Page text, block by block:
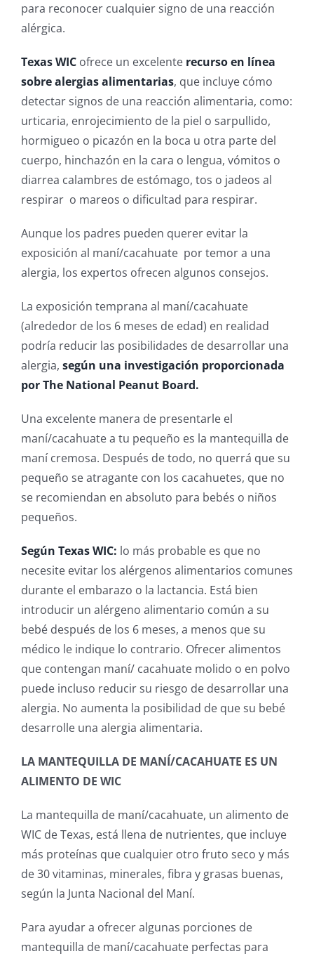
para reconocer cualquier signo de una reacción
alérgica.
Texas WIC ofrece un excelente recurso en línea
sobre alergias alimentarias, que incluye cómo
detectar signos de una reacción alimentaria, como:
urticaria, enrojecimiento de la piel o sarpullido,
hormigueo o picazón en la boca u otra parte del
cuerpo, hinchazón en la cara o lengua, vómitos o
diarrea calambres de estómago, tos o jadeos al
respirar o mareos o dificultad para respirar.
Aunque los padres pueden querer evitar la
exposición al maní/cacahuate por temor a una
alergia, los expertos ofrecen algunos consejos.
La exposición temprana al maní/cacahuate
(alrededor de los 6 meses de edad) en realidad
podría reducir las posibilidades de desarrollar una
alergia, según una investigación proporcionada
por The National Peanut Board.
Una excelente manera de presentarle el
maní/cacahuate a tu pequeño es la mantequilla de
maní cremosa. Después de todo, no querrá que su
pequeño se atragante con los cacahuetes, que no
se recomiendan en absoluto para bebés o niños
pequeños.
Según Texas WIC: lo más probable es que no
necesite evitar los alérgenos alimentarios comunes
durante el embarazo o la lactancia. Está bien
introducir un alérgeno alimentario común a su
bebé después de los 6 meses, a menos que su
médico le indique lo contrario. Ofrecer alimentos
que contengan maní/ cacahuate molido o en polvo
puede incluso reducir su riesgo de desarrollar una
alergia. No aumenta la posibilidad de que su bebé
desarrolle una alergia alimentaria.
LA MANTEQUILLA DE MANÍ/CACAHUATE ES UN
ALIMENTO DE WIC
La mantequilla de maní/cacahuate, un alimento de
WIC de Texas, está llena de nutrientes, que incluye
más proteínas que cualquier otro fruto seco y más
de 30 vitaminas, minerales, fibra y grasas buenas,
según la Junta Nacional del Maní.
Para ayudar a ofrecer algunas porciones de
mantequilla de maní/cacahuate perfectas para